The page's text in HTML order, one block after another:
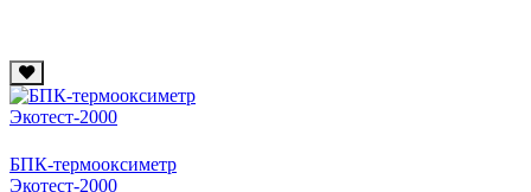
БПК-термооксиметр
Экотест-2000